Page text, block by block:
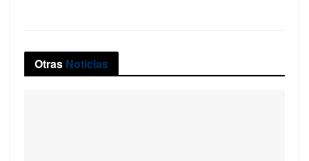
Otras Noticias